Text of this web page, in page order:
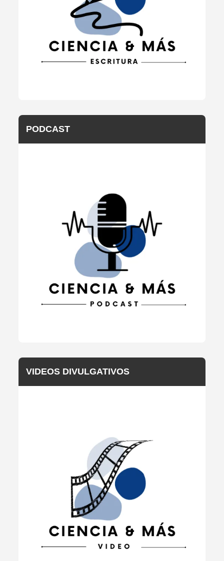
PODCAST
VIDEOS DIVULGATIVOS